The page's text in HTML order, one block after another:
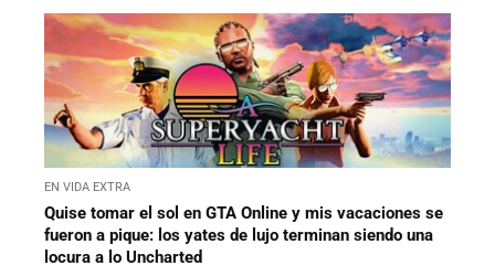
EN VIDA EXTRA
Quise tomar el sol en GTA Online y mis vacaciones se
fueron a pique: los yates de lujo terminan siendo una
locura a lo Uncharted